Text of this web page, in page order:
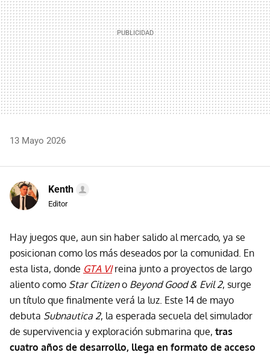
13 Mayo 2026
Kenth
Editor
Hay juegos que, aun sin haber salido al mercado, ya se
posicionan como los más deseados por la comunidad. En
esta lista, donde GTA VIreina junto a proyectos de largo
aliento como Star Citizeno Beyond Good & Evil 2, surge
un título que finalmente verá la luz. Este 14 de mayo
debuta Subnautica 2, la esperada secuela del simulador
de supervivencia y exploración submarina que, tras
cuatro años de desarrollo, llega en formato de acceso